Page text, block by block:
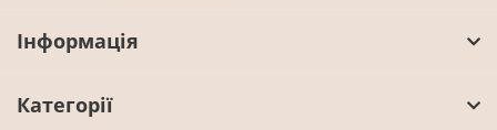
Інформація
Категорії